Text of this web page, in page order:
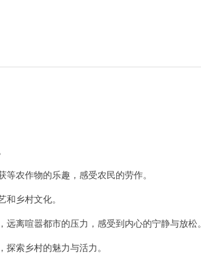
农作物的乐趣，感受农民的劳作。
乡村文化。
离喧嚣都市的压力，感受到内心的宁静与放松。
索乡村的魅力与活力。